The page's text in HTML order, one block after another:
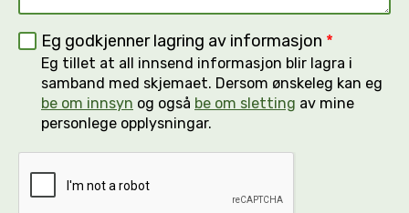
Eg godkjenner lagring av informasjon *
Eg tillet at all innsend informasjon blir lagra i
samband med skjemaet. Dersom ønskeleg kan eg
be om innsyn og også be om sletting av mine
personlege opplysningar.